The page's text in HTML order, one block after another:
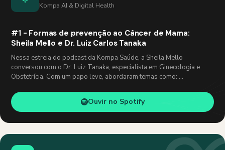
Kompa AI & Digital Health
#1 - Formas de prevenção ao Câncer de Mama:
Sheila Mello e Dr. Luiz Carlos Tanaka
Nessa estreia do podcast da Kompa Saúde, a Sheila Mello
conversou com o Dr. Luiz Tanaka, especialista em Ginecologia e
Obstetrícia. Com um papo leve, abordaram temas como: …
Ouvir no Spotify